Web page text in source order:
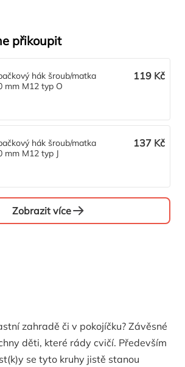
přikoupit
hák šroub/matka
mm M12 typ O
119 Kč
hák šroub/matka
mm M12 typ J
137 Kč
Zobrazit více
zahradě či v pokojíčku? Závěsné
děti, které rády cvičí. Především
se tyto kruhy jistě stanou